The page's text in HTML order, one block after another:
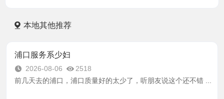
本地其他推荐
浦口服务系少妇
2026-08-06
2518
前几天去的浦口，浦口质量好的太少了，听朋友说这个还不错 ...